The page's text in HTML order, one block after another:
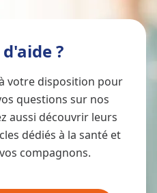
?
votre disposition pour
questions sur nos
aussi découvrir leurs
dédiés à la santé et
compagnons.